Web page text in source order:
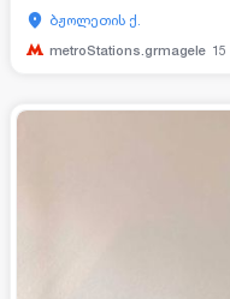
ბჟოლეთის ქ.
metroStations.grmagele 15